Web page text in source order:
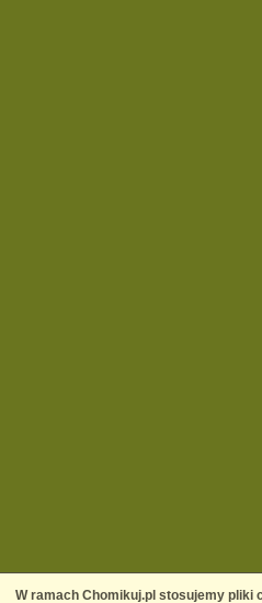
W ramach Chomikuj.pl stosujemy pliki